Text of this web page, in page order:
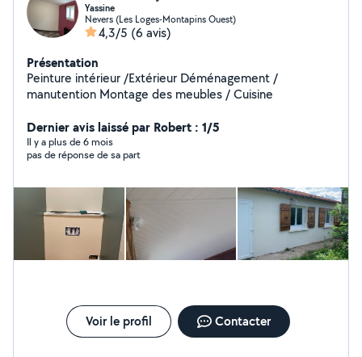
Yassine
Nevers (Les Loges-Montapins Ouest)
4,3/5 (6 avis)
Présentation
Peinture intérieur /Extérieur Déménagement /
manutention Montage des meubles / Cuisine
Dernier avis laissé par Robert : 1/5
Il y a plus de 6 mois
pas de réponse de sa part
Voir le profil Contacter